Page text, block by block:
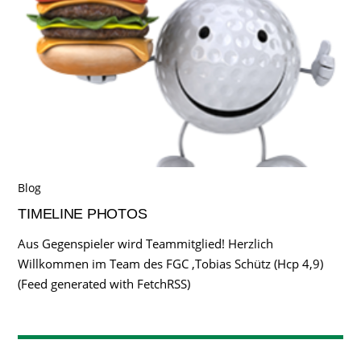
Blog
TIMELINE PHOTOS
Aus Gegenspieler wird Teammitglied! Herzlich
Willkommen im Team des FGC ,Tobias Schütz (Hcp 4,9)
(Feed generated with FetchRSS)